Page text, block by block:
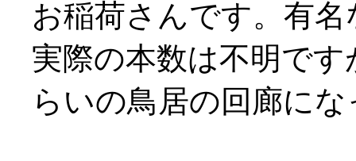
お稲荷さんです。有
実際の本数は不明で
らいの鳥居の回廊に